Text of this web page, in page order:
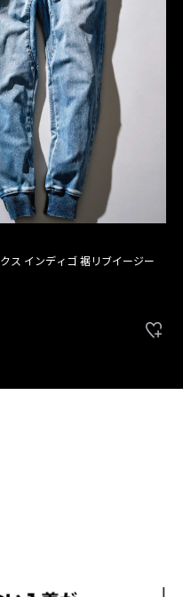
ス インディゴ 裾リブイージー